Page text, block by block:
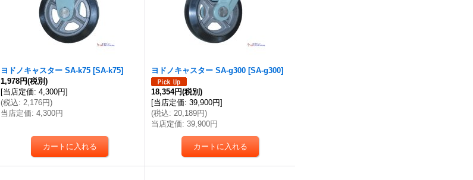
ヨドノキャスター SA-k75 [SA-k75]
1,978円(税別)
[当店定価: 4,300円]
(税込: 2,176円)
当店定価: 4,300円
ヨドノキャスター SA-g300 [SA-g300]
18,354円(税別)
[当店定価: 39,900円]
(税込: 20,189円)
当店定価: 39,900円